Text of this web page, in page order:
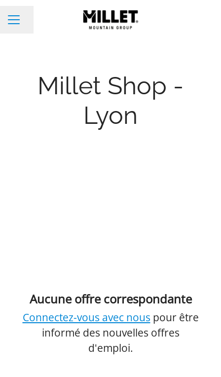
Menu carrière
Partager la page
Millet Shop -
Lyon
Aucune offre correspondante
Connectez-vous avec nous pour être
informé des nouvelles offres
d'emploi.